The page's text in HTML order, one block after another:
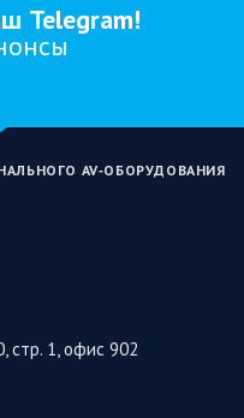
Telegram!
AV‑ОБОРУДОВАНИЯ
стр. 1, офис 902